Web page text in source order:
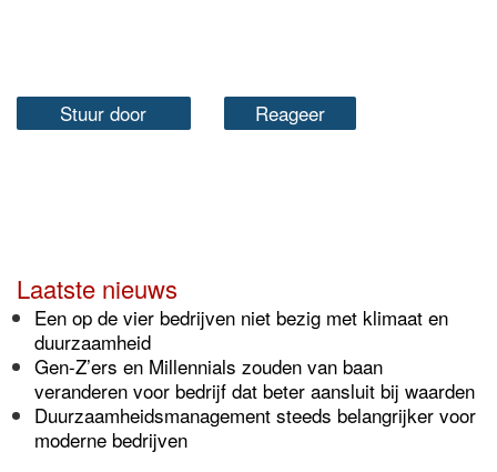
Stuur door Reageer
Laatste nieuws
Een op de vier bedrijven niet bezig met klimaat en
duurzaamheid
Gen-Z’ers en Millennials zouden van baan
veranderen voor bedrijf dat beter aansluit bij waarden
Duurzaamheidsmanagement steeds belangrijker voor
moderne bedrijven